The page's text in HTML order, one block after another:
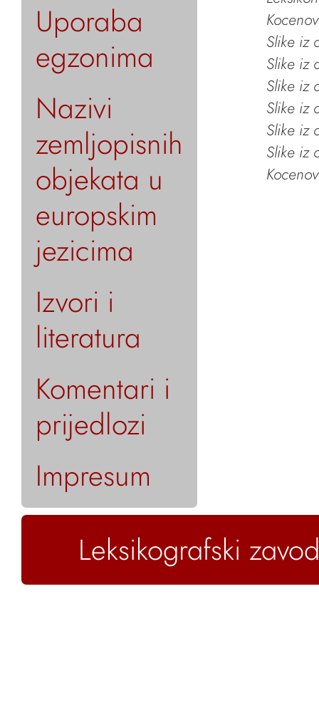
Uporaba
egzonima
Nazivi
zemljopisnih
objekata u
europskim
jezicima
Izvori i
literatura
Komentari i
prijedlozi
Impresum
Slike iz
Slike iz
Slike iz
Slike iz
Slike iz
Slike iz
Leksikografski